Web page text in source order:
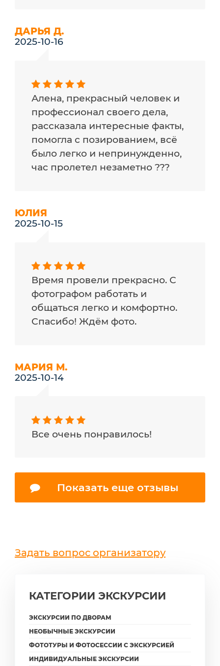
ДАРЬЯ Д.
2025-10-16
Алена, прекрасный человек и
профессионал своего дела,
рассказала интересные факты,
помогла с позированием, всё
было легко и непринужденно,
час пролетел незаметно ???
ЮЛИЯ
2025-10-15
Время провели прекрасно. С
фотографом работать и
общаться легко и комфортно.
Спасибо! Ждём фото.
МАРИЯ М.
2025-10-14
Все очень понравилось!
Показать еще отзывы
Задать вопрос организатору
КАТЕГОРИИ ЭКСКУРСИИ
ЭКСКУРСИИ ПО ДВОРАМ
НЕОБЫЧНЫЕ ЭКСКУРСИИ
ФОТОТУРЫ И ФОТОСЕССИИ С ЭКСКУРСИЕЙ
ИНДИВИДУАЛЬНЫЕ ЭКСКУРСИИ